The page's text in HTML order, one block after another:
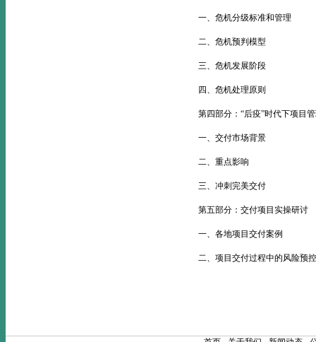
一、危机分级标准和管理
二、危机预判模型
三、危机发展阶段
四、危机处理原则
第四部分：“后疫”时代下项目
一、交付市场背景
二、重点影响
三、冲刺完美交付
第五部分：交付项目实操研讨
一、各地项目交付案例
二、项目交付过程中的风险预